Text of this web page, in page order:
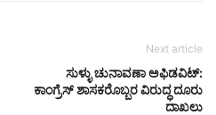
Next article
ಸುಳ್ಳು ಚುನಾವಣಾ ಅಫಿಡವಿಟ್:
ಕಾಂಗ್ರೆಸ್ ಶಾಸಕರೊಬ್ಬರ ವಿರುದ್ಧ ದೂರು
ದಾಖಲು